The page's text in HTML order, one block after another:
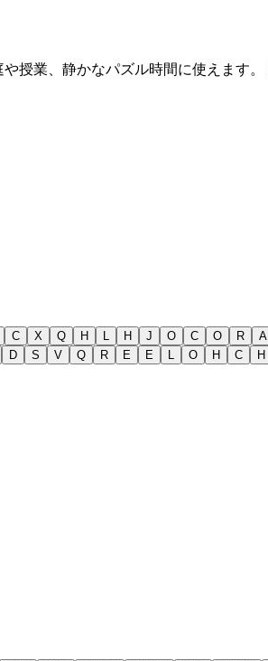
授業、静かなパズル時間に使えます。
C X Q H L H J O C O R A
D S V Q R E E L O H C H